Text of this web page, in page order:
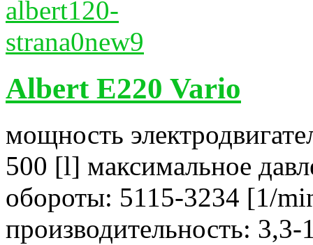
Albert E220 Vario
мощность
500 [l] максимальное
обороты: 5115-3234 [1/
производительность: